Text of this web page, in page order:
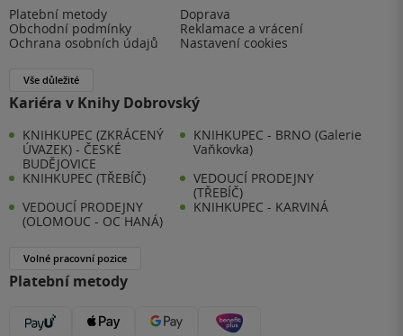
Platební metody
Doprava
Obchodní podmínky
Reklamace a vrácení
Ochrana osobních údajů
Nastavení cookies
Vše důležité
Kariéra v Knihy Dobrovský
KNIHKUPEC (ZKRÁCENÝ
ÚVAZEK) - ČESKÉ
BUDĚJOVICE
KNIHKUPEC - BRNO (Galerie
Vaňkovka)
KNIHKUPEC (TŘEBÍČ)
VEDOUCÍ PRODEJNY
(TŘEBÍČ)
VEDOUCÍ PRODEJNY
(OLOMOUC - OC HANÁ)
KNIHKUPEC - KARVINÁ
Volné pracovní pozice
Platební metody